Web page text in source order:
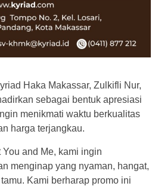
Haka Makassar, Zulkifli Nur,
sebagai bentuk apresiasi
menikmati waktu berkualitas
harga terjangkau.
and Me, kami ingin
menginap yang nyaman, hangat,
Kami berharap promo ini